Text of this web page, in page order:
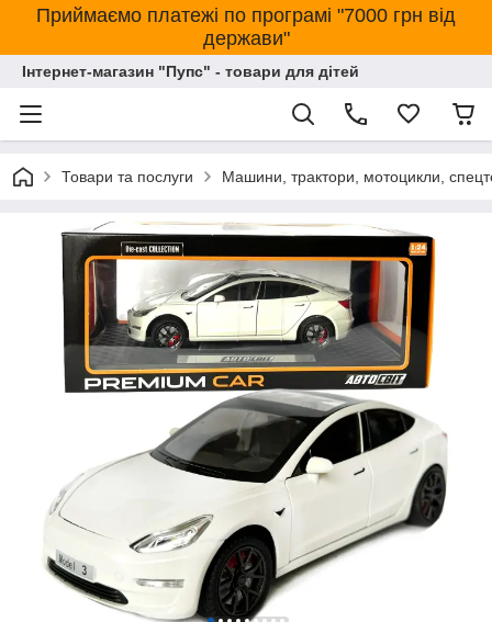
Приймаємо платежі по програмі "7000 грн від
держави"
Інтернет-магазин "Пупс" - товари для дітей
Товари та послуги Машини, трактори, мотоцикли,